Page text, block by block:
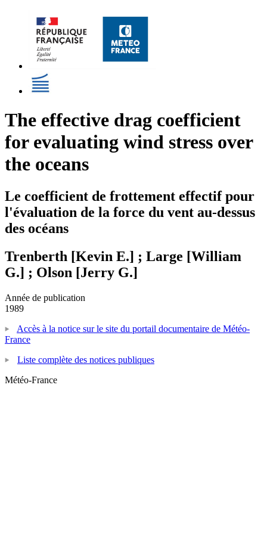
The effective drag coefficient
for evaluating wind stress over
the oceans
Le coefficient de frottement effectif pour
l'évaluation de la force du vent au-dessus
des océans
Trenberth [Kevin E.] ; Large [William
G.] ; Olson [Jerry G.]
Année de publication
1989
Accès à la notice sur le site du portail documentaire de Météo-
France
Liste complète des notices publiques
Météo-France